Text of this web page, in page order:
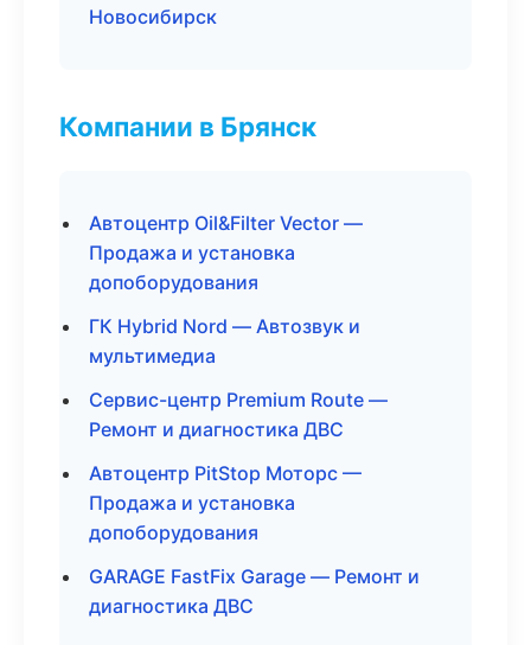
Новосибирск
Компании в Брянск
Автоцентр Oil&Filter Vector —
Продажа и установка
допоборудования
ГК Hybrid Nord — Автозвук и
мультимедиа
Сервис-центр Premium Route —
Ремонт и диагностика ДВС
Автоцентр PitStop Моторс —
Продажа и установка
допоборудования
GARAGE FastFix Garage — Ремонт и
диагностика ДВС